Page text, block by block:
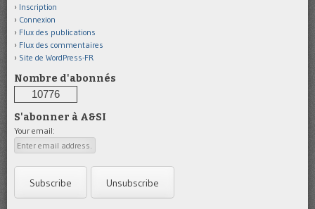
Inscription
Connexion
Flux des publications
Flux des commentaires
Site de WordPress-FR
Nombre d'abonnés
10776
S'abonner à A&SI
Your email: